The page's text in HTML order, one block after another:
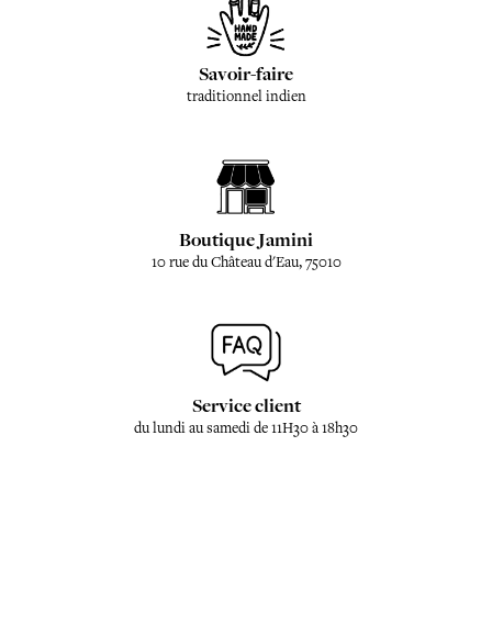
Savoir-faire
traditionnel indien
Boutique Jamini
10 rue du Château d'Eau, 75010
Service client
du lundi au samedi de 11H30 à 18h30